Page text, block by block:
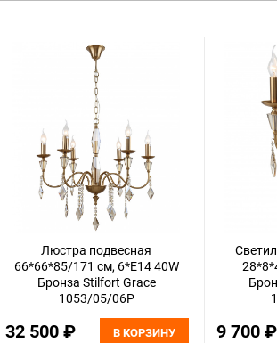
Люстра подвесная
66*66*85/171 см, 6*E14 40W
Бронза Stilfort Grace
1053/05/06P
32 500 ₽ В КОРЗИНУ 9 700 ₽